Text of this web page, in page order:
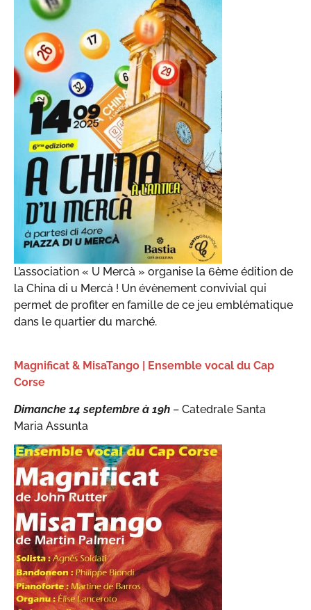
L’association « U Mercà » organise la 6ème édition de
la China di u Mercà ! Un évènement convivial qui
permet de profiter en famille de ce jeu emblématique
dans le quartier du marché.
Magnificat & MisaTango | Ensemble vocal du Cap
Corse
Dimanche 14 septembre à 19h – Catedrale Santa
Maria Assunta